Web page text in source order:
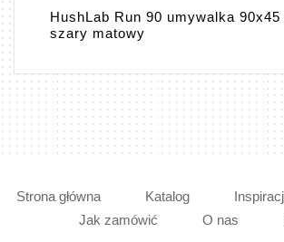
HushLab Run 90 umywalka 90x45
szary matowy
Strona główna Katalog
Jak zamówić
O nas